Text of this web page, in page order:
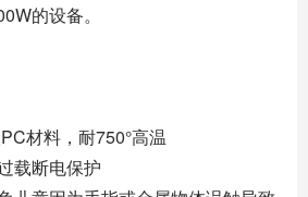
的设备。
材料，耐750°高温
载断电保护